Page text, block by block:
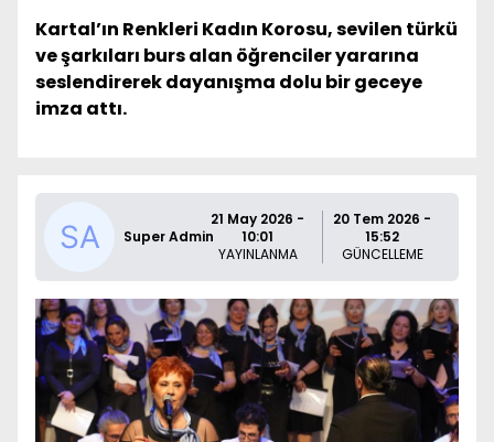
Kartal’ın Renkleri Kadın Korosu, sevilen türkü
ve şarkıları burs alan öğrenciler yararına
seslendirerek dayanışma dolu bir geceye
imza attı.
Super Admin
21 May 2026 -
10:01
YAYINLANMA
20 Tem 2026 -
15:52
GÜNCELLEME